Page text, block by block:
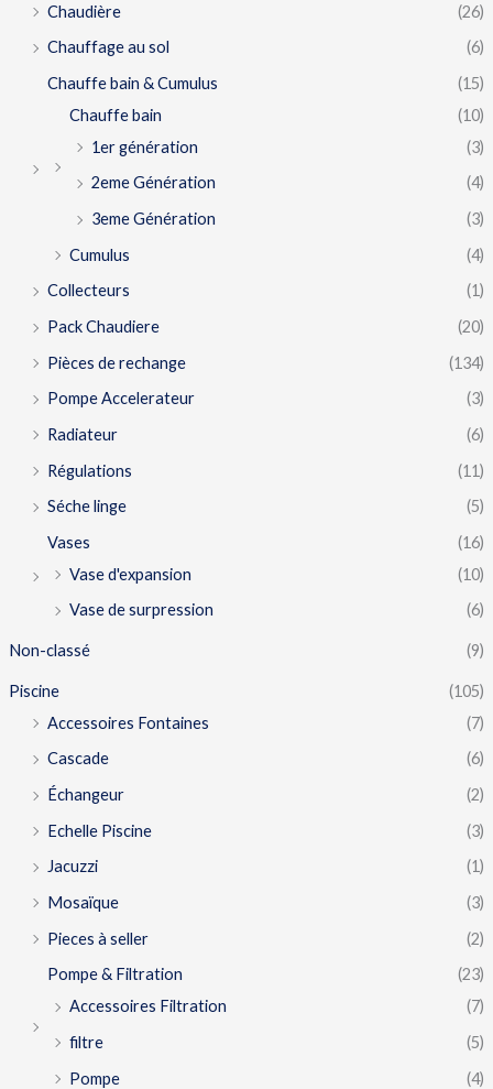
Chaudière
(26)
Chauffage au sol
(6)
Chauffe bain & Cumulus
(15)
Chauffe bain
(10)
1er génération
(3)
2eme Génération
(4)
3eme Génération
(3)
Cumulus
(4)
Collecteurs
(1)
Pack Chaudiere
(20)
Pièces de rechange
(134)
Pompe Accelerateur
(3)
Radiateur
(6)
Régulations
(11)
Séche linge
(5)
Vases
(16)
Vase d'expansion
(10)
Vase de surpression
(6)
Non-classé (9)
Piscine
(105)
Accessoires Fontaines
(7)
Cascade
(6)
Échangeur
(2)
Echelle Piscine
(3)
Jacuzzi
(1)
Mosaïque
(3)
Pieces à seller
(2)
Pompe & Filtration
(23)
Accessoires Filtration
(7)
filtre
(5)
Pompe
(4)